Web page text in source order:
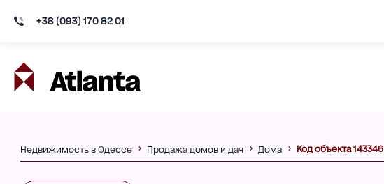
+38 (093) 170 82 01
Недвижимость в Одессе Продажа домов и дач Дома Код объекта 143346